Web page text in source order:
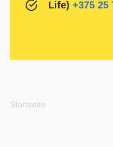
Life)+375 25
Startseite